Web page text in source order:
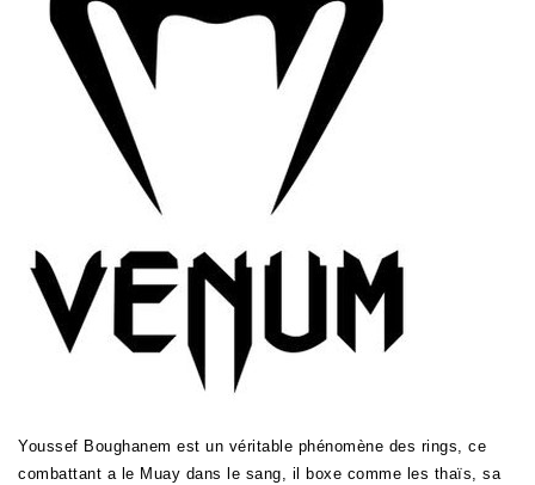
Youssef Boughanem est un véritable phénomène des rings, ce
combattant a le Muay dans le sang, il boxe comme les thaïs, sa